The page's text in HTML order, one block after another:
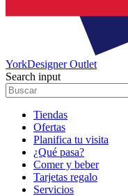
YorkDesigner Outlet
Search input
Tiendas
Ofertas
Planifica tu visita
¿Qué pasa?
Comer y beber
Tarjetas regalo
Servicios